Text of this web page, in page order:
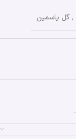
, گل یاسمین